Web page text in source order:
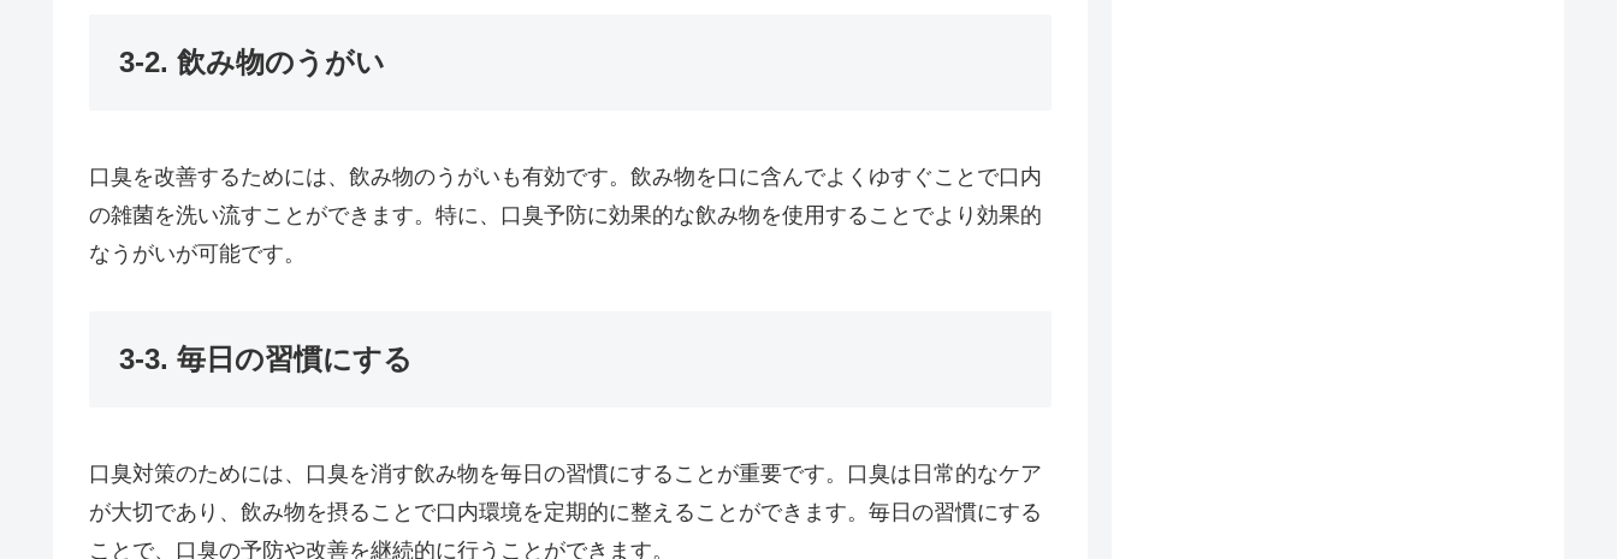
3-2. 飲み物のうがい
口臭を改善するためには、飲み物のうがいも有効です。飲み物を口に含んでよくゆすぐことで口内
の雑菌を洗い流すことができます。特に、口臭予防に効果的な飲み物を使用することでより効果的
なうがいが可能です。
3-3. 毎日の習慣にする
口臭対策のためには、口臭を消す飲み物を毎日の習慣にすることが重要です。口臭は日常的なケア
が大切であり、飲み物を摂ることで口内環境を定期的に整えることができます。毎日の習慣にする
ことで、口臭の予防や改善を継続的に行うことができます。